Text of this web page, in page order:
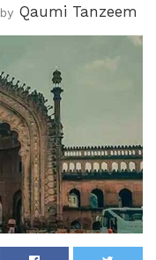
by Qaumi Tanzeem